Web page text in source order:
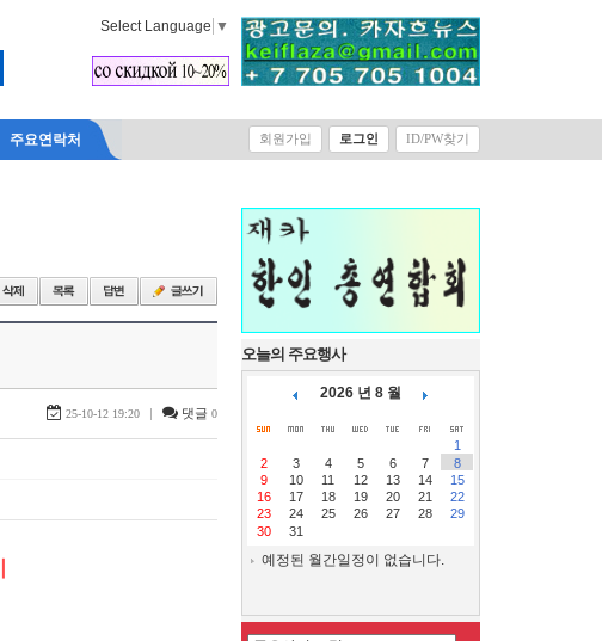
Select Language ▼
주요연락처 회원가입 로그인 ID/PW찾기
25-10-12 19:20 | 댓글 0
오늘의 주요행사
2026 년 8 월
1
2
3 4 5 6 7
8
9
10 11 12 13 14
15
16
17 18 19 20 21
22
23
24 25 26 27 28
29
30
31
예정된 월간일정이 없습니다.